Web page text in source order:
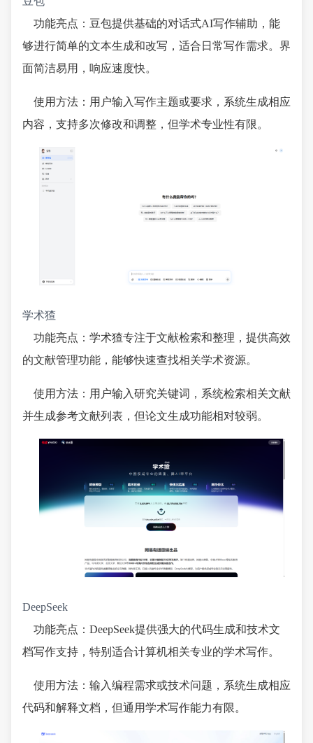
功能亮点：豆包提供基础的对话式AI写作辅助，能
够进行简单的文本生成和改写，适合日常写作需求。界
面简洁易用，响应速度快。
使用方法：用户输入写作主题或要求，系统生成相应
内容，支持多次修改和调整，但学术专业性有限。
学术猹
功能亮点：学术猹专注于文献检索和整理，提供高效
的文献管理功能，能够快速查找相关学术资源。
使用方法：用户输入研究关键词，系统检索相关文献
并生成参考文献列表，但论文生成功能相对较弱。
DeepSeek
功能亮点：DeepSeek提供强大的代码生成和技术文
档写作支持，特别适合计算机相关专业的学术写作。
使用方法：输入编程需求或技术问题，系统生成相应
代码和解释文档，但通用学术写作能力有限。